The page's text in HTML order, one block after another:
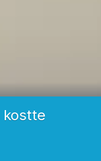
kostte